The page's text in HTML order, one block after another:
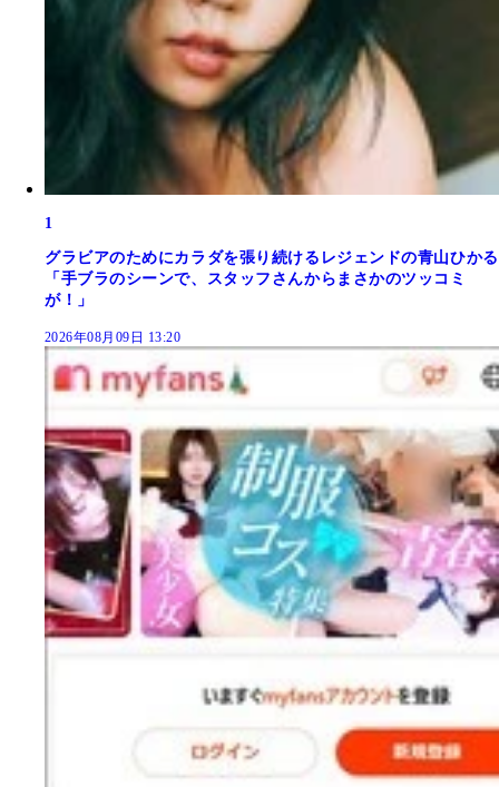
1
グラビアのためにカラダを張り続けるレジェンドの青山ひかる
「手ブラのシーンで、スタッフさんからまさかのツッコミ
が！」
2026年08月09日 13:20